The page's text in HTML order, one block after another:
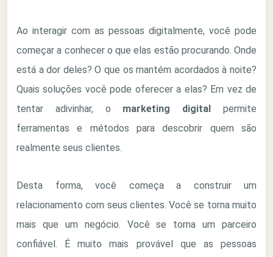
Ao interagir com as pessoas digitalmente, você pode
começar a conhecer o que elas estão procurando. Onde
está a dor deles? O que os mantém acordados à noite?
Quais soluções você pode oferecer a elas? Em vez de
tentar adivinhar, o marketing digital
permite
ferramentas e métodos para descobrir quem são
realmente seus clientes.
Desta forma, você começa a construir um
relacionamento com seus clientes. Você se torna muito
mais que um negócio. Você se torna um parceiro
confiável. É muito mais provável que as pessoas